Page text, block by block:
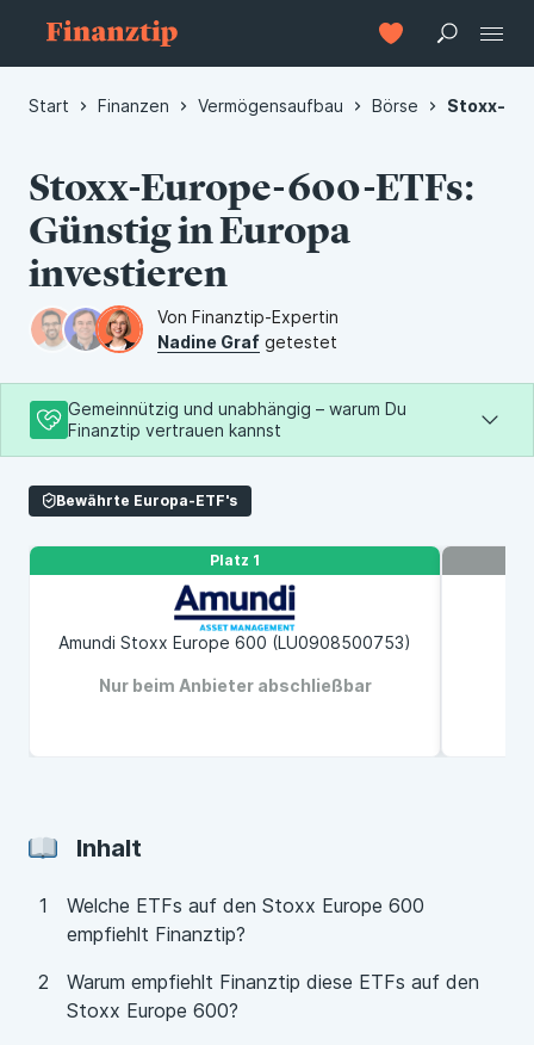
Start Finanzen Vermögensaufbau Börse Stoxx-
Stoxx-Europe-600-ETFs:
Günstig in Europa
investieren
Von Finanztip-Expertin
Nadine Graf getestet
Gemeinnützig und unabhängig – warum Du
Finanztip vertrauen kannst
Als Teil der gemeinnützigen Finanztip Stiftung arbeiten wir
nur für Deine Interessen – damit Du bessere
So hilft Dir Finanztip
Unabhängige Marktrecherche frei von
wirtschaftlichem Interesse
Höchste Expertise durch 52-köpfige Redaktion
Bewährte Europa-ETF's
Platz 1
Amundi Stoxx Europe 600 (LU0908500753)
Nur beim Anbieter abschließbar
Inhalt
Welche ETFs auf den Stoxx Europe 600
empfiehlt Finanztip?
Warum empfiehlt Finanztip diese ETFs auf den
Stoxx Europe 600?